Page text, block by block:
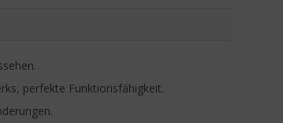
perfekte Funktionsfähigkeit.